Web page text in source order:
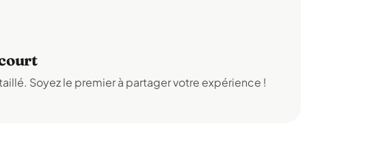
Soyez le premier à partager votre expérience !